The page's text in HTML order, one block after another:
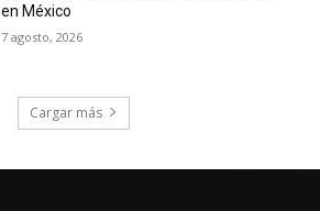
en México
7 agosto, 2026
Cargar más